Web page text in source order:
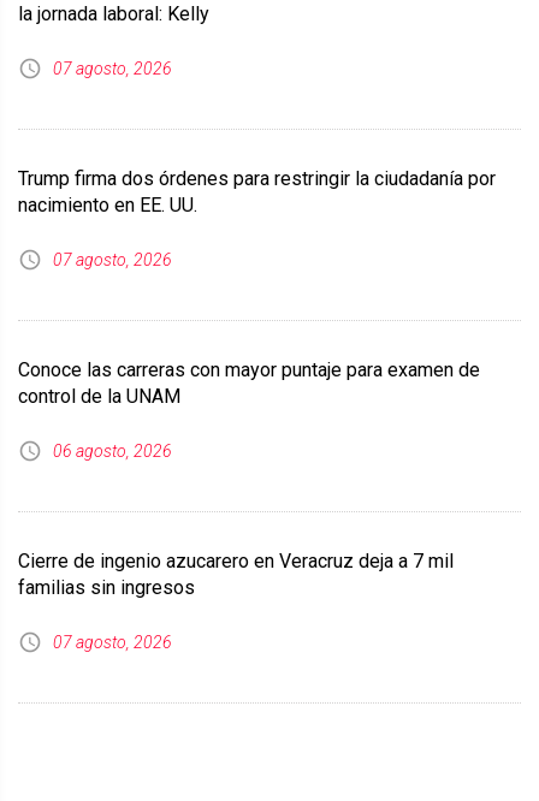
la jornada laboral: Kelly
07 agosto, 2026
Trump firma dos órdenes para restringir la ciudadanía por
nacimiento en EE. UU.
07 agosto, 2026
Conoce las carreras con mayor puntaje para examen de
control de la UNAM
06 agosto, 2026
Cierre de ingenio azucarero en Veracruz deja a 7 mil
familias sin ingresos
07 agosto, 2026